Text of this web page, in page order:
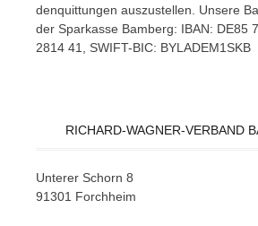
den­quit­tun­gen aus­zu­stel­len. Un­se­re
der Spar­kas­se Bam­berg: IBAN: DE85
2814 41, SWIFT-BIC: BYLADEM1SKB
RICHARD-WAGNER-VERBAND
Un­te­rer Schorn 8
91301 Forchheim